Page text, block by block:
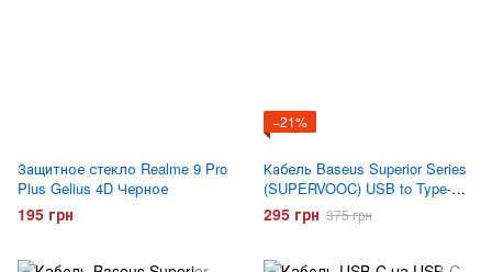
Защитное стекло Realme 9 Pro
Plus Gelius 4D Черное
195 грн
−21%
Кабель Baseus Superior Series
(SUPERVOOC) USB to Type-C
65W Белый
295 грн 375 грн